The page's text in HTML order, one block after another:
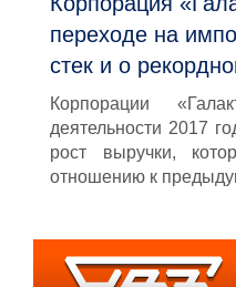
переходе на
стек и о
Корпорации
деятельности 2017
рост выручки,
отношению к